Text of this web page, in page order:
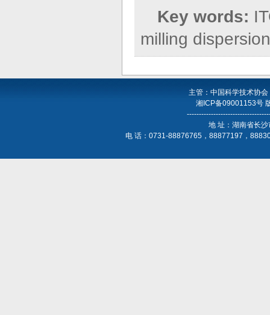
Key words:
milling dispersion
主管：中国科学技术协
湘ICP备09001153号
地 址：湖南省长
电 话：0731-88876765，88877197，